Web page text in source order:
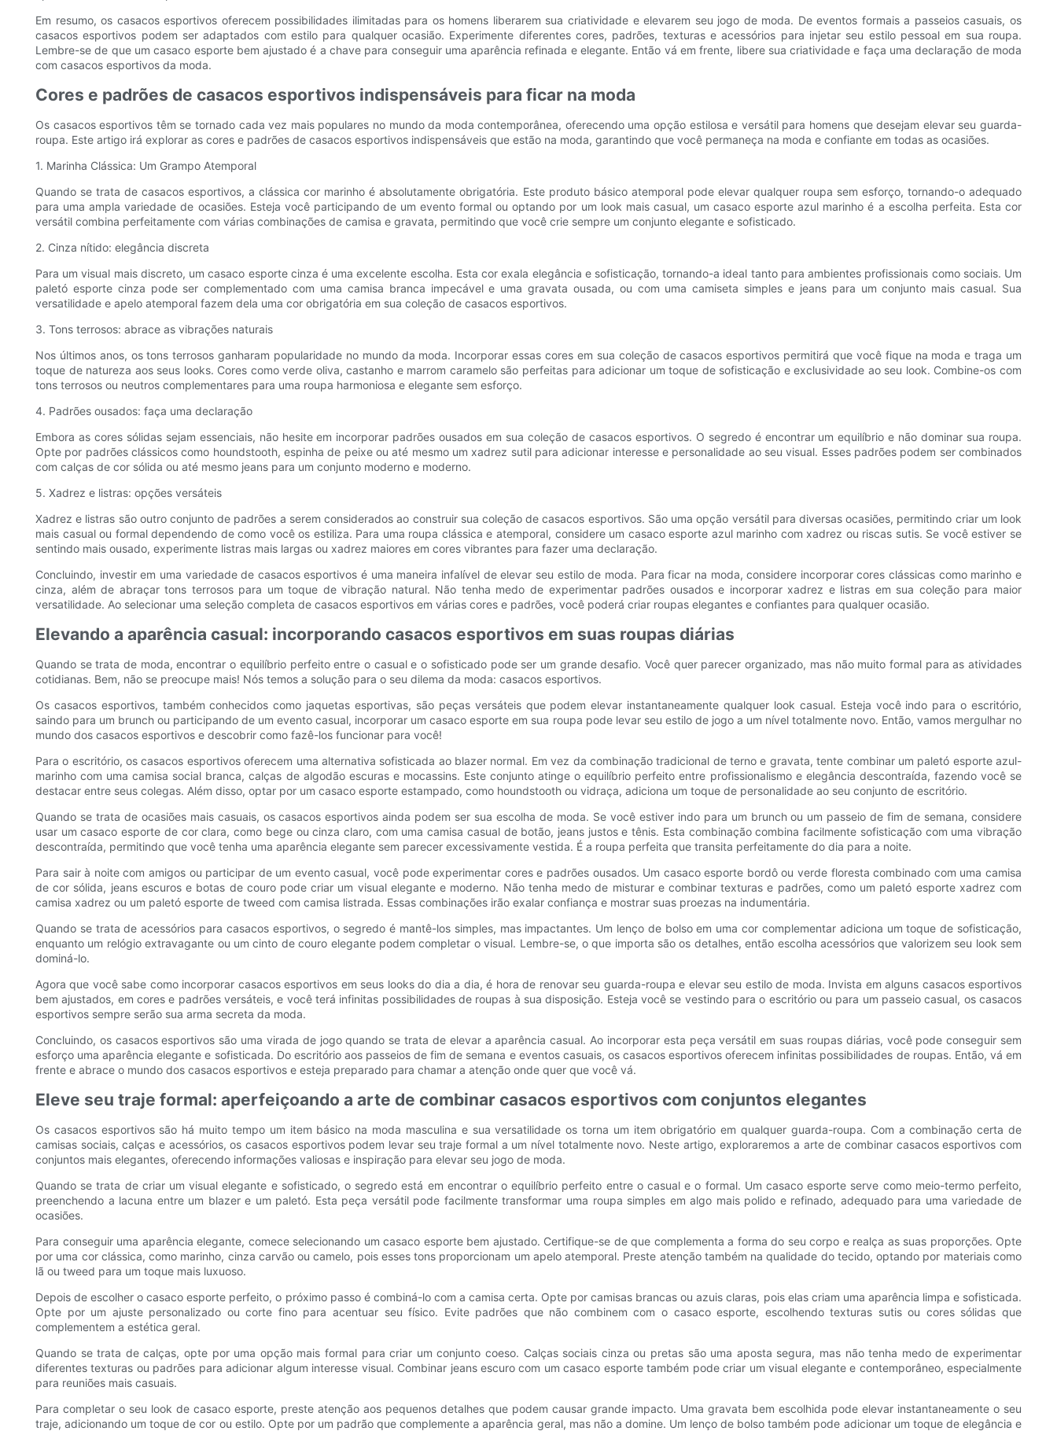
Em resumo, os casacos esportivos oferecem possibilidades ilimitadas para os homens liberarem sua criatividade e elevarem seu jogo de moda. De eventos formais a passeios casuais, os
casacos esportivos podem ser adaptados com estilo para qualquer ocasião. Experimente diferentes cores, padrões, texturas e acessórios para injetar seu estilo pessoal em sua roupa.
Lembre-se de que um casaco esporte bem ajustado é a chave para conseguir uma aparência refinada e elegante. Então vá em frente, libere sua criatividade e faça uma declaração de moda
com casacos esportivos da moda.
Cores e padrões de casacos esportivos indispensáveis ​​para ficar na moda
Os casacos esportivos têm se tornado cada vez mais populares no mundo da moda contemporânea, oferecendo uma opção estilosa e versátil para homens que desejam elevar seu guarda-
roupa. Este artigo irá explorar as cores e padrões de casacos esportivos indispensáveis ​​que estão na moda, garantindo que você permaneça na moda e confiante em todas as ocasiões.
1. Marinha Clássica: Um Grampo Atemporal
Quando se trata de casacos esportivos, a clássica cor marinho é absolutamente obrigatória. Este produto básico atemporal pode elevar qualquer roupa sem esforço, tornando-o adequado
para uma ampla variedade de ocasiões. Esteja você participando de um evento formal ou optando por um look mais casual, um casaco esporte azul marinho é a escolha perfeita. Esta cor
versátil combina perfeitamente com várias combinações de camisa e gravata, permitindo que você crie sempre um conjunto elegante e sofisticado.
2. Cinza nítido: elegância discreta
Para um visual mais discreto, um casaco esporte cinza é uma excelente escolha. Esta cor exala elegância e sofisticação, tornando-a ideal tanto para ambientes profissionais como sociais. Um
paletó esporte cinza pode ser complementado com uma camisa branca impecável e uma gravata ousada, ou com uma camiseta simples e jeans para um conjunto mais casual. Sua
versatilidade e apelo atemporal fazem dela uma cor obrigatória em sua coleção de casacos esportivos.
3. Tons terrosos: abrace as vibrações naturais
Nos últimos anos, os tons terrosos ganharam popularidade no mundo da moda. Incorporar essas cores em sua coleção de casacos esportivos permitirá que você fique na moda e traga um
toque de natureza aos seus looks. Cores como verde oliva, castanho e marrom caramelo são perfeitas para adicionar um toque de sofisticação e exclusividade ao seu look. Combine-os com
tons terrosos ou neutros complementares para uma roupa harmoniosa e elegante sem esforço.
4. Padrões ousados: faça uma declaração
Embora as cores sólidas sejam essenciais, não hesite em incorporar padrões ousados ​​em sua coleção de casacos esportivos. O segredo é encontrar um equilíbrio e não dominar sua roupa.
Opte por padrões clássicos como houndstooth, espinha de peixe ou até mesmo um xadrez sutil para adicionar interesse e personalidade ao seu visual. Esses padrões podem ser combinados
com calças de cor sólida ou até mesmo jeans para um conjunto moderno e moderno.
5. Xadrez e listras: opções versáteis
Xadrez e listras são outro conjunto de padrões a serem considerados ao construir sua coleção de casacos esportivos. São uma opção versátil para diversas ocasiões, permitindo criar um look
mais casual ou formal dependendo de como você os estiliza. Para uma roupa clássica e atemporal, considere um casaco esporte azul marinho com xadrez ou riscas sutis. Se você estiver se
sentindo mais ousado, experimente listras mais largas ou xadrez maiores em cores vibrantes para fazer uma declaração.
Concluindo, investir em uma variedade de casacos esportivos é uma maneira infalível de elevar seu estilo de moda. Para ficar na moda, considere incorporar cores clássicas como marinho e
cinza, além de abraçar tons terrosos para um toque de vibração natural. Não tenha medo de experimentar padrões ousados ​​e incorporar xadrez e listras em sua coleção para maior
versatilidade. Ao selecionar uma seleção completa de casacos esportivos em várias cores e padrões, você poderá criar roupas elegantes e confiantes para qualquer ocasião.
Elevando a aparência casual: incorporando casacos esportivos em suas roupas diárias
Quando se trata de moda, encontrar o equilíbrio perfeito entre o casual e o sofisticado pode ser um grande desafio. Você quer parecer organizado, mas não muito formal para as atividades
cotidianas. Bem, não se preocupe mais! Nós temos a solução para o seu dilema da moda: casacos esportivos.
Os casacos esportivos, também conhecidos como jaquetas esportivas, são peças versáteis que podem elevar instantaneamente qualquer look casual. Esteja você indo para o escritório,
saindo para um brunch ou participando de um evento casual, incorporar um casaco esporte em sua roupa pode levar seu estilo de jogo a um nível totalmente novo. Então, vamos mergulhar no
mundo dos casacos esportivos e descobrir como fazê-los funcionar para você!
Para o escritório, os casacos esportivos oferecem uma alternativa sofisticada ao blazer normal. Em vez da combinação tradicional de terno e gravata, tente combinar um paletó esporte azul-
marinho com uma camisa social branca, calças de algodão escuras e mocassins. Este conjunto atinge o equilíbrio perfeito entre profissionalismo e elegância descontraída, fazendo você se
destacar entre seus colegas. Além disso, optar por um casaco esporte estampado, como houndstooth ou vidraça, adiciona um toque de personalidade ao seu conjunto de escritório.
Quando se trata de ocasiões mais casuais, os casacos esportivos ainda podem ser sua escolha de moda. Se você estiver indo para um brunch ou um passeio de fim de semana, considere
usar um casaco esporte de cor clara, como bege ou cinza claro, com uma camisa casual de botão, jeans justos e tênis. Esta combinação combina facilmente sofisticação com uma vibração
descontraída, permitindo que você tenha uma aparência elegante sem parecer excessivamente vestida. É a roupa perfeita que transita perfeitamente do dia para a noite.
Para sair à noite com amigos ou participar de um evento casual, você pode experimentar cores e padrões ousados. Um casaco esporte bordô ou verde floresta combinado com uma camisa
de cor sólida, jeans escuros e botas de couro pode criar um visual elegante e moderno. Não tenha medo de misturar e combinar texturas e padrões, como um paletó esporte xadrez com
camisa xadrez ou um paletó esporte de tweed com camisa listrada. Essas combinações irão exalar confiança e mostrar suas proezas na indumentária.
Quando se trata de acessórios para casacos esportivos, o segredo é mantê-los simples, mas impactantes. Um lenço de bolso em uma cor complementar adiciona um toque de sofisticação,
enquanto um relógio extravagante ou um cinto de couro elegante podem completar o visual. Lembre-se, o que importa são os detalhes, então escolha acessórios que valorizem seu look sem
dominá-lo.
Agora que você sabe como incorporar casacos esportivos em seus looks do dia a dia, é hora de renovar seu guarda-roupa e elevar seu estilo de moda. Invista em alguns casacos esportivos
bem ajustados, em cores e padrões versáteis, e você terá infinitas possibilidades de roupas à sua disposição. Esteja você se vestindo para o escritório ou para um passeio casual, os casacos
esportivos sempre serão sua arma secreta da moda.
Concluindo, os casacos esportivos são uma virada de jogo quando se trata de elevar a aparência casual. Ao incorporar esta peça versátil em suas roupas diárias, você pode conseguir sem
esforço uma aparência elegante e sofisticada. Do escritório aos passeios de fim de semana e eventos casuais, os casacos esportivos oferecem infinitas possibilidades de roupas. Então, vá em
frente e abrace o mundo dos casacos esportivos e esteja preparado para chamar a atenção onde quer que você vá.
Eleve seu traje formal: aperfeiçoando a arte de combinar casacos esportivos com conjuntos elegantes
Os casacos esportivos são há muito tempo um item básico na moda masculina e sua versatilidade os torna um item obrigatório em qualquer guarda-roupa. Com a combinação certa de
camisas sociais, calças e acessórios, os casacos esportivos podem levar seu traje formal a um nível totalmente novo. Neste artigo, exploraremos a arte de combinar casacos esportivos com
conjuntos mais elegantes, oferecendo informações valiosas e inspiração para elevar seu jogo de moda.
Quando se trata de criar um visual elegante e sofisticado, o segredo está em encontrar o equilíbrio perfeito entre o casual e o formal. Um casaco esporte serve como meio-termo perfeito,
preenchendo a lacuna entre um blazer e um paletó. Esta peça versátil pode facilmente transformar uma roupa simples em algo mais polido e refinado, adequado para uma variedade de
ocasiões.
Para conseguir uma aparência elegante, comece selecionando um casaco esporte bem ajustado. Certifique-se de que complementa a forma do seu corpo e realça as suas proporções. Opte
por uma cor clássica, como marinho, cinza carvão ou camelo, pois esses tons proporcionam um apelo atemporal. Preste atenção também na qualidade do tecido, optando por materiais como
lã ou tweed para um toque mais luxuoso.
Depois de escolher o casaco esporte perfeito, o próximo passo é combiná-lo com a camisa certa. Opte por camisas brancas ou azuis claras, pois elas criam uma aparência limpa e sofisticada.
Opte por um ajuste personalizado ou corte fino para acentuar seu físico. Evite padrões que não combinem com o casaco esporte, escolhendo texturas sutis ou cores sólidas que
complementem a estética geral.
Quando se trata de calças, opte por uma opção mais formal para criar um conjunto coeso. Calças sociais cinza ou pretas são uma aposta segura, mas não tenha medo de experimentar
diferentes texturas ou padrões para adicionar algum interesse visual. Combinar jeans escuro com um casaco esporte também pode criar um visual elegante e contemporâneo, especialmente
para reuniões mais casuais.
Para completar o seu look de casaco esporte, preste atenção aos pequenos detalhes que podem causar grande impacto. Uma gravata bem escolhida pode elevar instantaneamente o seu
traje, adicionando um toque de cor ou estilo. Opte por um padrão que complemente a aparência geral, mas não a domine. Um lenço de bolso também pode adicionar um toque de elegância e